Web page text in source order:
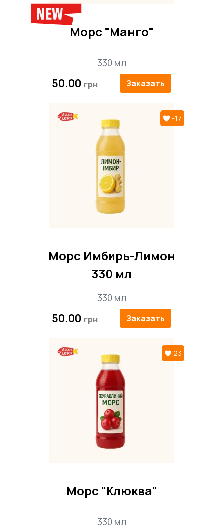
Заказывайте удон с пряной говядиной
с доставкой по Запорожью
"Алло, Лосось" — это всегда свежие
Побалуйте себя горячей, ароматной
азиатской классикой — прямо у себя
дома или в офисе!
Морс "Манго"
330 мл
50.00 Заказать
-17
Морс Имбирь-Лимон
330 мл
330 мл
50.00 Заказать
23
Морс "Клюква"
330 мл